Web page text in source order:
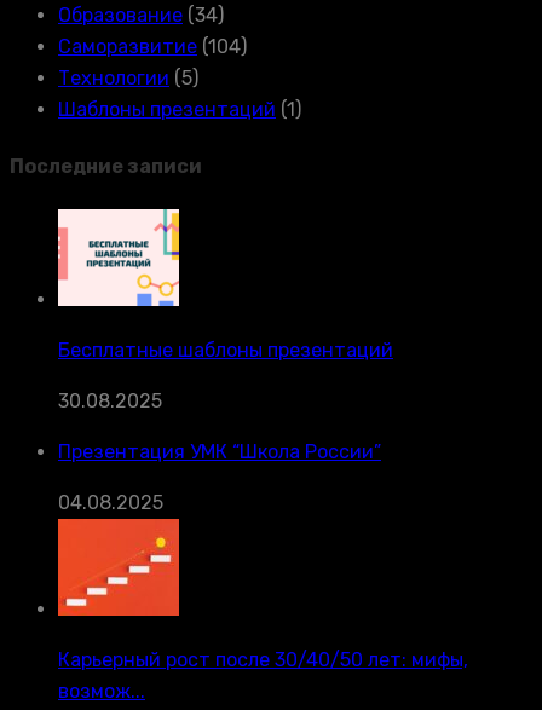
Образование (34)
Саморазвитие (104)
Технологии (5)
Шаблоны презентаций (1)
Последние записи
Бесплатные шаблоны презентаций
30.08.2025
Презентация УМК “Школа России”
04.08.2025
Карьерный рост после 30/40/50 лет: мифы,
возмож...